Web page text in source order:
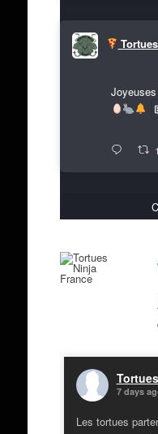
1
7 days
Les tortues